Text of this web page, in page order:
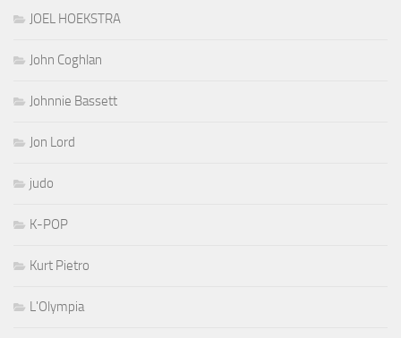
JOEL HOEKSTRA
John Coghlan
Johnnie Bassett
Jon Lord
judo
K-POP
Kurt Pietro
L'Olympia